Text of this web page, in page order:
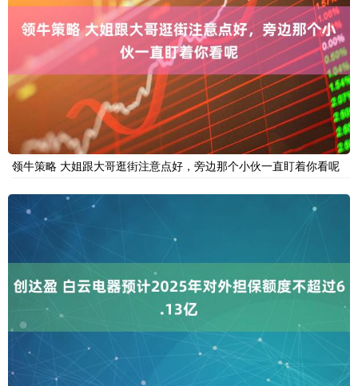
领牛策略 大姐跟大哥逛街注意点好，旁边那个小伙一直盯着你看呢